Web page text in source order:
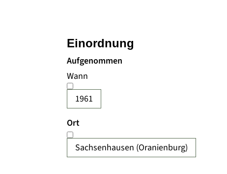
Aufgenommen
Wann
1961
Ort
Sachsenhausen (Oranienburg)
Einordnung